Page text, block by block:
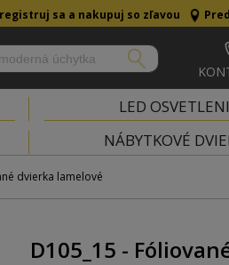
registruj sa a nakupuj so zľavou
LED
NÁBYTKOVÉ
dvierka lamelové
D105_15 -